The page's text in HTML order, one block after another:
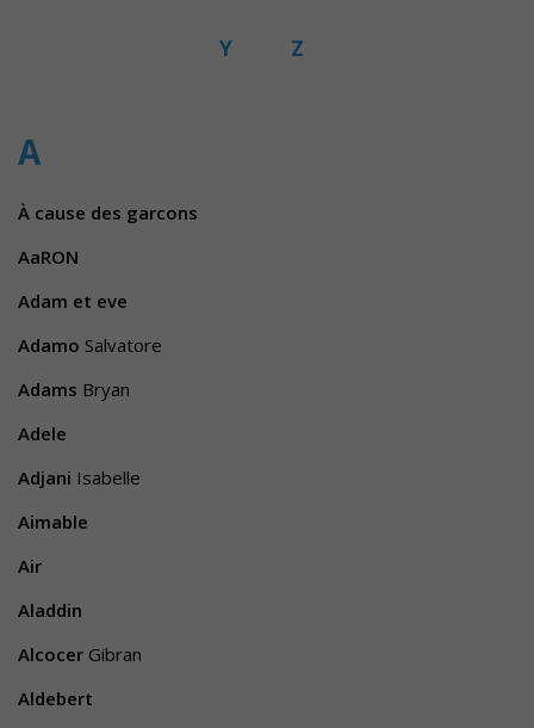
Y Z
A
À cause des garcons
AaRON
Adam et eve
Adamo Salvatore
Adams Bryan
Adele
Adjani Isabelle
Aimable
Air
Aladdin
Alcocer Gibran
Aldebert